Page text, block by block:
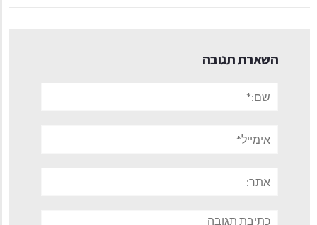
השארת תגובה
תגובה